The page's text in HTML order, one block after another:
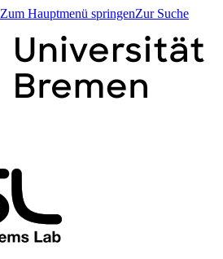
Zum Hauptmenü springenZur Suche